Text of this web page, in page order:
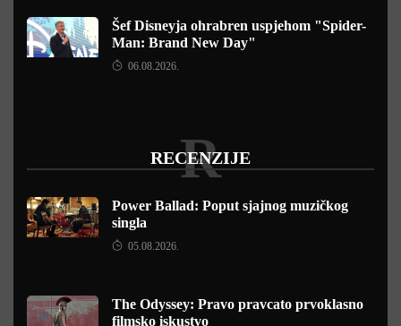
Šef Disneyja ohrabren uspjehom "Spider-
Man: Brand New Day"
06.08.2026.
RECENZIJE
R
Power Ballad: Poput sjajnog muzičkog
singla
05.08.2026.
The Odyssey: Pravo pravcato prvoklasno
filmsko iskustvo